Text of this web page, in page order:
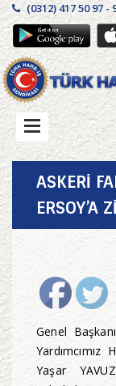
(0312) 417 50 97 -
ASKERİ
ERSOY’A
Genel
Yaşar